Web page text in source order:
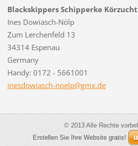
Blackskippers Schipperke Körzucht
Ines Dowiasch-Nölp
Zum Lerchenfeld 13
34314 Espenau
Germany
Handy: 0172 - 5661001
inesdowiasch-noelp@gmx.de
© 2013 Alle Rechte
Erstellen Sie Ihre Website gratis!